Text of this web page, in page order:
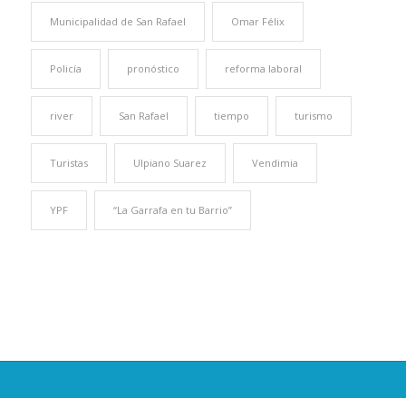
Municipalidad de San Rafael Omar Félix
Policía pronóstico reforma laboral
river San Rafael tiempo turismo
Turistas Ulpiano Suarez Vendimia
YPF “La Garrafa en tu Barrio”